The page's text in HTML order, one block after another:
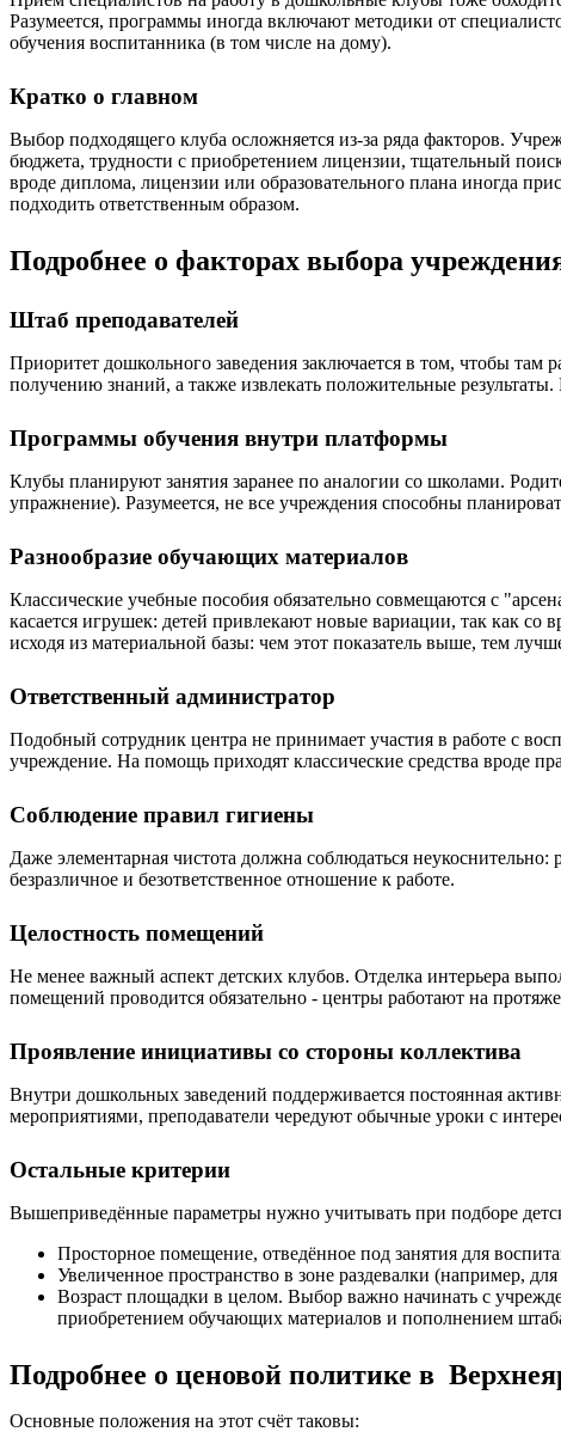
Разумеется, программы иногда включают методики от
обучения воспитанника (в том числе на дому).
Кратко о главном
Выбор подходящего клуба осложняется из-за ряда факторов.
бюджета, трудности с приобретением лицензии, тщательный
вроде диплома, лицензии или образовательного плана иногда
подходить ответственным образом.
Подробнее о факторах выбора
Штаб преподавателей
Приоритет дошкольного заведения заключается в том, чтобы там
получению знаний, а также извлекать положительные
Программы обучения внутри платформы
Клубы планируют занятия заранее по аналогии со школами.
упражнение). Разумеется, не все учреждения способны
Разнообразие обучающих материалов
Классические учебные пособия обязательно совмещаются с
касается игрушек: детей привлекают новые вариации, так как со
исходя из материальной базы: чем этот показатель выше, тем
Ответственный администратор
Подобный сотрудник центра не принимает участия в работе с
учреждение. На помощь приходят классические средства вроде
Соблюдение правил гигиены
Даже элементарная чистота должна соблюдаться
безразличное и безответственное отношение к работе.
Целостность помещений
Не менее важный аспект детских клубов. Отделка интерьера
помещений проводится обязательно - центры работают на
Проявление инициативы со стороны коллектива
Внутри дошкольных заведений поддерживается постоянная
мероприятиями, преподаватели чередуют обычные уроки с
Остальные критерии
Вышеприведённые параметры нужно учитывать при подборе
Просторное помещение, отведённое под занятия для
Увеличенное пространство в зоне раздевалки (например,
Возраст площадки в целом. Выбор важно начинать с
приобретением обучающих материалов и пополнением
Подробнее о ценовой политике в
Основные положения на этот счёт таковы: